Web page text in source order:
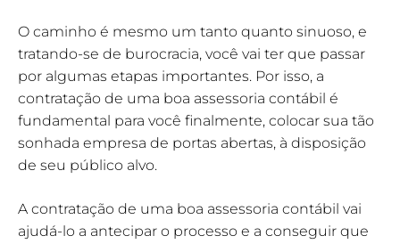
O caminho é mesmo um tanto quanto sinuoso, e
tratando-se de burocracia, você vai ter que passar
por algumas etapas importantes. Por isso, a
contratação de uma boa assessoria contábil é
fundamental para você finalmente, colocar sua tão
sonhada empresa de portas abertas, à disposição
de seu público alvo.
A contratação de uma boa assessoria contábil vai
ajudá-lo a antecipar o processo e a conseguir que